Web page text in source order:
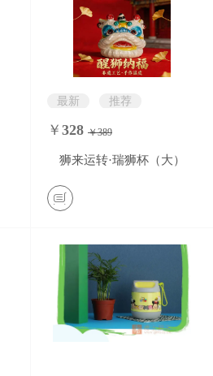
最新 推荐
￥ 328 ￥389
条评价
狮来运转·瑞狮杯（大）